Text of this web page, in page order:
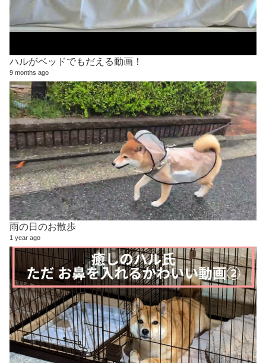
ハルがベッドでもだえる動画！
9 months ago
雨の日のお散歩
1 year ago